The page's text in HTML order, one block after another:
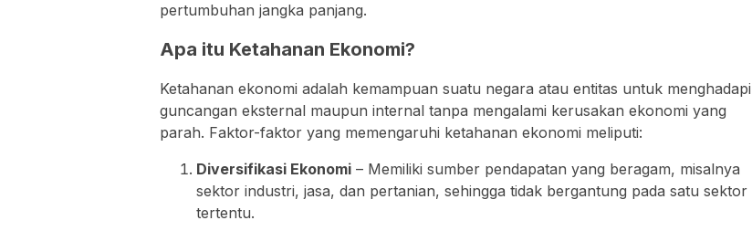
pertumbuhan jangka panjang.
Apa itu Ketahanan Ekonomi?
Ketahanan ekonomi adalah kemampuan suatu negara atau entitas untuk menghadapi
guncangan eksternal maupun internal tanpa mengalami kerusakan ekonomi yang
parah. Faktor-faktor yang memengaruhi ketahanan ekonomi meliputi:
Diversifikasi Ekonomi – Memiliki sumber pendapatan yang beragam, misalnya
sektor industri, jasa, dan pertanian, sehingga tidak bergantung pada satu sektor
tertentu.